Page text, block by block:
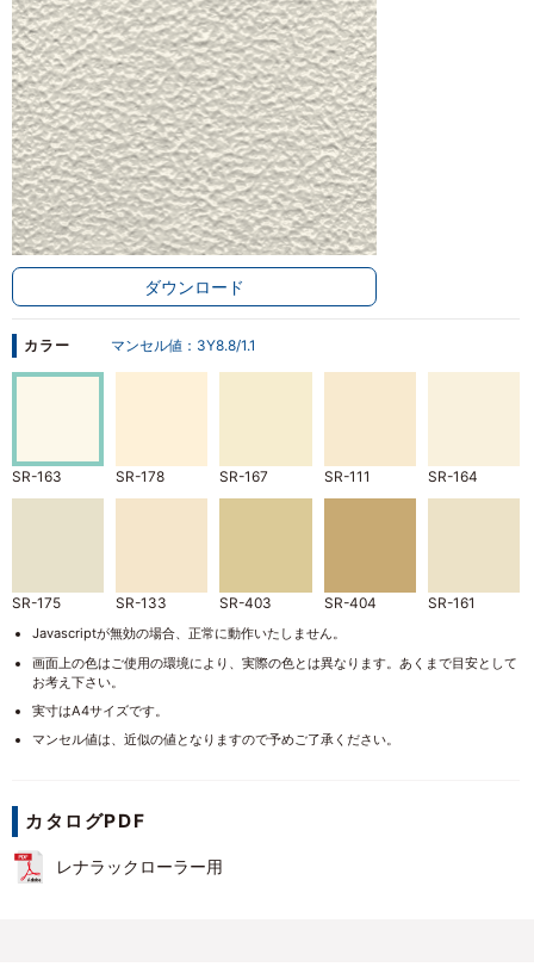
ダウンロード
カラー マンセル値： 3Y8.8/1.1
SR-163 SR-178 SR-167 SR-111 SR-164
SR-175 SR-133 SR-403 SR-404 SR-161
SR-410 SR-407 SR-104
SR-412 SR-169
Javascriptが無効の場合、正常に動作いたしません。
画面上の色はご使用の環境により、実際の色とは異なります。あくまで目安として
お考え下さい。
実寸はA4サイズです。
マンセル値は、近似の値となりますので予めご了承ください。
カタログPDF
レナラックローラー用